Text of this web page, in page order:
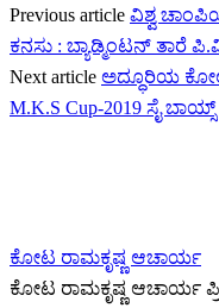
Previous article ವಿಶ್ವ
ಕನಸು : ಬ್ಯಾಡ್ಮಿಂಟನ್‌ ತಾರೆ
Next article ಅದ್ಧೂರಿಯ
M.K.S Cup-2019 ಸೈ
ಕೋಟ ರಾಮಕೃಷ್ಣ ಆಚಾರ್ಯ
ಕೋಟ ರಾಮಕೃಷ್ಣ ಆಚಾರ್ಯ